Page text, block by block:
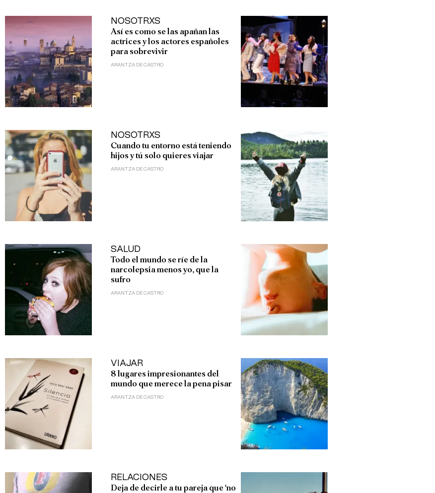
NOSOTRXS
Así es como se las apañan las
actrices y los actores españoles
para sobrevivir
ARANTZA DE CASTRO
NOSOTRXS
Cuando tu entorno está teniendo
hijos y tú solo quieres viajar
ARANTZA DE CASTRO
SALUD
Todo el mundo se ríe de la
narcolepsia menos yo, que la
sufro
ARANTZA DE CASTRO
VIAJAR
8 lugares impresionantes del
mundo que merece la pena pisar
ARANTZA DE CASTRO
RELACIONES
Deja de decirle a tu pareja que ‘no